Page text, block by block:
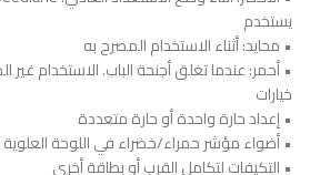
يستخدم
• محايد: أثناء الاستخدام المصرح به
• أحمر: عندما تغلق أجنحة الباب. الاستخدام غير
خيارات
• إعداد حارة واحدة أو حارة متعددة
• أضواء مؤشر حمراء/خضراء في اللوحة
• التكيفات لتكامل القرب أو بطاقة أخرى